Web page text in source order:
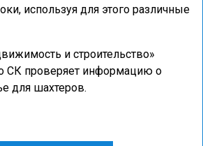
используя для этого различные
и строительство»
СК проверяет информацию о
для шахтеров.